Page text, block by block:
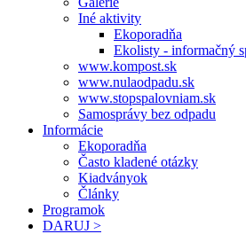
Iné aktivity
Ekoporadňa
Ekolisty - informačný
www.kompost.sk
www.nulaodpadu.sk
www.stopspalovniam.sk
Samosprávy bez odpadu
Informácie
Ekoporadňa
Často kladené otázky
Kiadványok
Články
Programok
DARUJ >